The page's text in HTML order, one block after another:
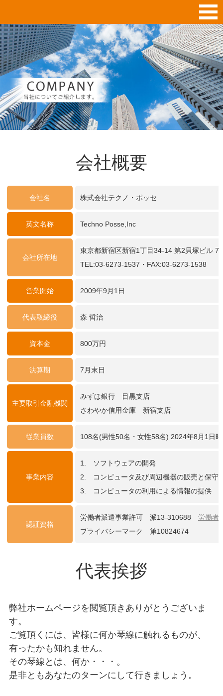
会社概要
会社名 株式会社テクノ・ポッセ
英文名称 Techno Posse,Inc
会社所在地
東京都新宿区新宿1丁目34-14 第2貝塚ビル 7
TEL:03-6273-1537・FAX:03-6273-1538
営業開始 2009年9月1日
代表取締役 森 哲治
資本金 800万円
決算期 7月末日
主要取引金融機関
みずほ銀行 目黒支店
さわやか信用金庫 新宿支店
従業員数 108名(男性50名・女性58名) 2024年8月1日
事業内容
1. ソフトウェアの開発
2. コンピュータ及び周辺機器の販売と保守
3. コンピュータの利用による情報の提供
認証資格
労働者派遣事業許可 派13-310688 労働者
プライバシーマーク 第10824674
代表挨拶
弊社ホームページを閲覧頂きありがとうございま
す。
ご覧頂くには、皆様に何か琴線に触れるものが、
有ったかも知れません。
その琴線とは、何か・・・。
是非ともあなたのターンにして行きましょう。